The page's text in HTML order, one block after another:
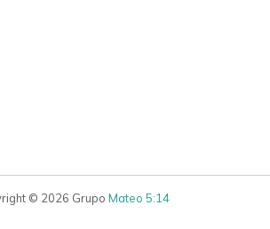
© 2026 Grupo Mateo 5:14